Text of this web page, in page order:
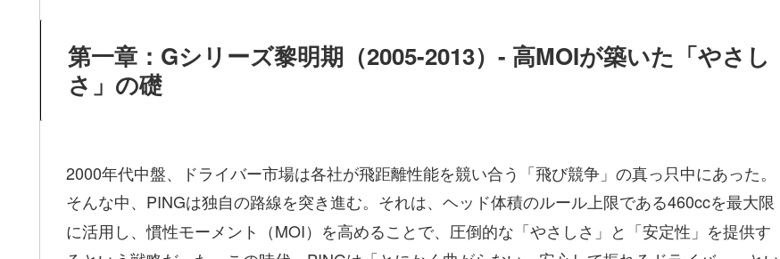
第一章：Gシリーズ黎明期（2005-2013）- 高MOIが築いた「やさし
さ」の礎
2000年代中盤、ドライバー市場は各社が飛距離性能を競い合う「飛び競争」の真っ只中にあった。
そんな中、PINGは独自の路線を突き進む。それは、ヘッド体積のルール上限である460ccを最大限
に活用し、慣性モーメント（MOI）を高めることで、圧倒的な「やさしさ」と「安定性」を提供す